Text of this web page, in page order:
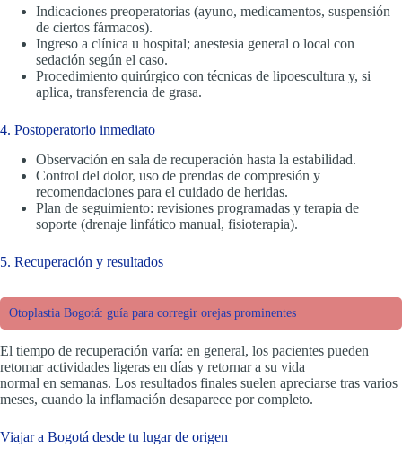
Indicaciones preoperatorias (ayuno, medicamentos, suspensión
de ciertos fármacos).
Ingreso a clínica u hospital; anestesia general o local con
sedación según el caso.
Procedimiento quirúrgico con técnicas de lipoescultura y, si
aplica, transferencia de grasa.
4. Postoperatorio inmediato
Observación en sala de recuperación hasta la estabilidad.
Control del dolor, uso de prendas de compresión y
recomendaciones para el cuidado de heridas.
Plan de seguimiento: revisiones programadas y terapia de
soporte (drenaje linfático manual, fisioterapia).
5. Recuperación y resultados
Otoplastia Bogotá: guía para corregir orejas prominentes
El tiempo de recuperación varía: en general, los pacientes pueden
retomar actividades ligeras en días y retornar a su vida
normal en semanas. Los resultados finales suelen apreciarse tras varios
meses, cuando la inflamación desaparece por completo.
Viajar a Bogotá desde tu lugar de origen